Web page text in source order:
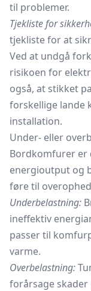
til problemer.
Tjekliste for
tjekliste for at
Ved at undgå
risikoen for
også, at stikket
forskellige lande
installation.
Under- eller
Bordkomfurer er
energioutput og
føre til
Underbelastning:
ineffektiv
passer til
varme.
Overbelastning:
forårsage